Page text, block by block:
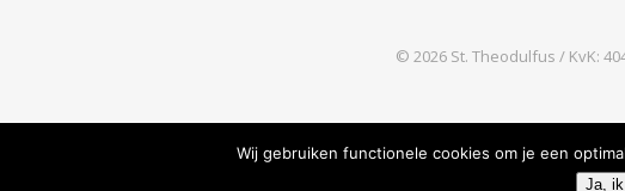
© 2026 St. Theodulfus / KvK:
Wij gebruiken functionele cookies om je een
Ja,